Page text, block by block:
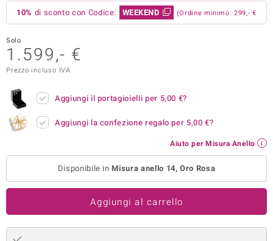
by de Melo
10% di sconto con Codice: WEEKEND (Ordine minimo: 299,- €
Solo
1.599,- €
Prezzo incluso IVA
Aggiungi il portagioielli per 5,00 €?
Aggiungi la confezione regalo per 5,00 €?
Aiuto per Misura Anello
Disponibile inMisura anello 14, Oro Rosa
Aggiungi al carrello